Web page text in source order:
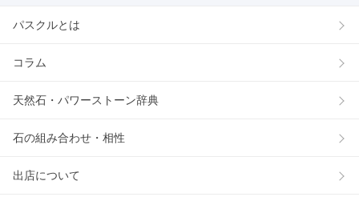
パスクルとは
コラム
天然石・パワーストーン辞典
石の組み合わせ・相性
出店について